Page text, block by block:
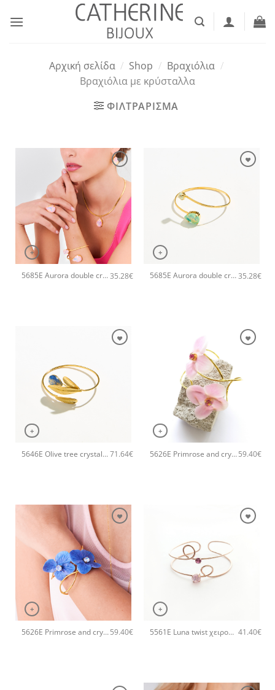
στο
Αρχική σελίδα / Shop / Βραχιόλια /
Βραχιόλια με κρύσταλλα
ΦΙΛΤΡΑΡΙΣΜΑ
+
5685E Aurora double crystal drop χειροποίητο βραχιόλι Catherine bijoux Σομόν35.28€
+
5685E Aurora double crystal drop χειροποίητο βραχιόλι Catherine bijoux Πράσινο35.28€
+
5646E Olive tree crystal χειροποίητο βραχιόλι Catherine bijoux Μπλε71.64€
+
5626E Primrose and crystals bangle Ροζ59.40€
+
5626E Primrose and crystals bangle Μπλε59.40€
+
5561E Luna twist χειροποίητο βραχιόλι Catherine bijoux Φούξια 41.40€